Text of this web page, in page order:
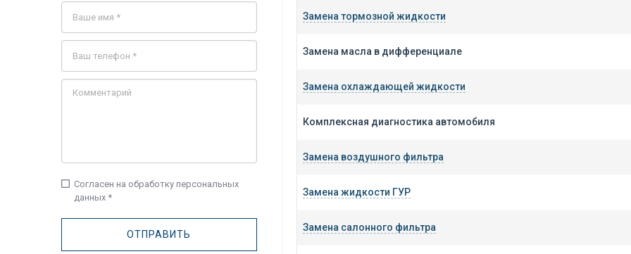
Замена тормозной жидкости
Замена масла в дифференциале
Замена охлаждающей жидкости
Комплексная диагностика автомобиля
Замена воздушного фильтра
Замена жидкости ГУР
Замена салонного фильтра
check_box_outline_blank Согласен на обработку персональных
данных *